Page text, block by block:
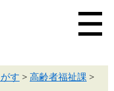
す > 高齢者福祉課 >